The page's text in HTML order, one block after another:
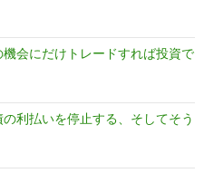
会にだけトレードすれば投資で
利払いを停止する、そしてそう